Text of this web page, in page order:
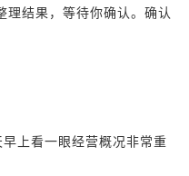
理结果，等待你确认。确认
上看一眼经营概况非常重